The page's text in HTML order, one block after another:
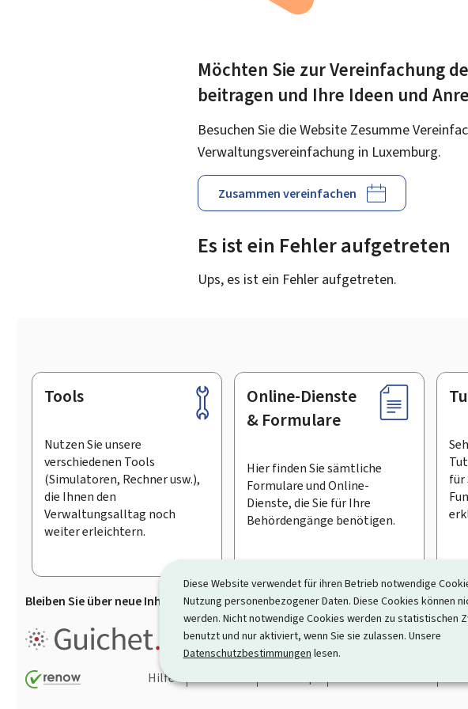
Diese Website verwendet für ihren Betrieb notwendige
Nutzung personenbezogener Daten. Diese Cookies können
werden. Nicht notwendige Cookies werden zu statistischen
benutzt und nur aktiviert, wenn Sie sie zulassen. Unsere
Datenschutzbestimmungen lesen.
Möchten Sie zur Vereinfachung
beitragen und Ihre Ideen und
Besuchen Sie die Website Zesumme
Verwaltungsvereinfachung in Luxemburg.
Zusammen vereinfachen
Es ist ein Fehler aufgetreten
Ups, es ist ein Fehler aufgetreten.
Footer
Tools
Nutzen Sie unsere
verschiedenen Tools
(Simulatoren, Rechner usw.),
die Ihnen den
Verwaltungsalltag noch
weiter erleichtern.
Online-Dienste
& Formulare
Hier finden Sie sämtliche
Formulare und Online-
Dienste, die Sie für Ihre
Behördengänge benötigen.
für
Bleiben Sie über neue Inhalte auf Guichet.lu informiert Den Newsletter
Guichet.lu ist ein Informationsportal, das Ihre
Informationen, Behördengängen und
Hilfe
Kontakt Sitemap Barrierefreiheit